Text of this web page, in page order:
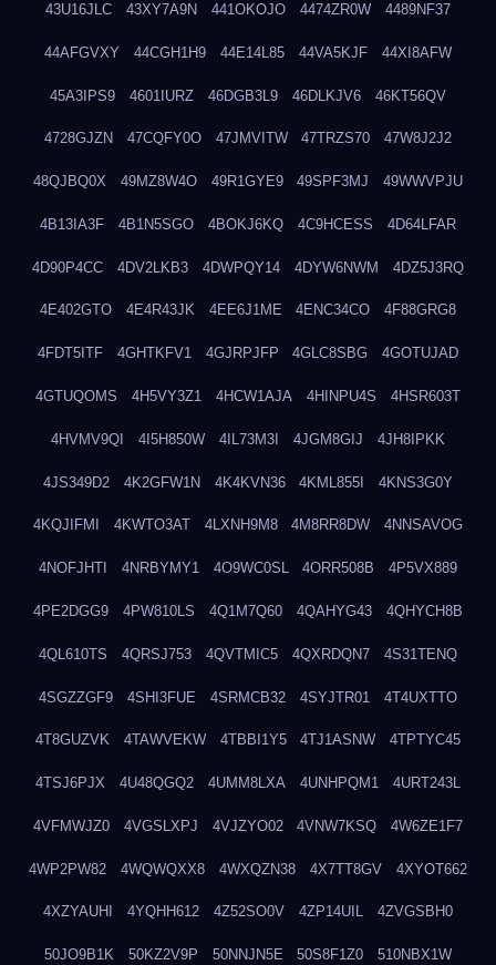
43U16JLC 43XY7A9N 441OKOJO 4474ZR0W 4489NF37
44AFGVXY 44CGH1H9 44E14L85 44VA5KJF 44XI8AFW
45A3IPS9 4601IURZ 46DGB3L9 46DLKJV6 46KT56QV
4728GJZN 47CQFY0O 47JMVITW 47TRZS70 47W8J2J2
48QJBQ0X 49MZ8W4O 49R1GYE9 49SPF3MJ 49WWVPJU
4B13IA3F 4B1N5SGO 4BOKJ6KQ 4C9HCESS 4D64LFAR
4D90P4CC 4DV2LKB3 4DWPQY14 4DYW6NWM 4DZ5J3RQ
4E402GTO 4E4R43JK 4EE6J1ME 4ENC34CO 4F88GRG8
4FDT5ITF 4GHTKFV1 4GJRPJFP 4GLC8SBG 4GOTUJAD
4GTUQOMS 4H5VY3Z1 4HCW1AJA 4HINPU4S 4HSR603T
4HVMV9QI 4I5H850W 4IL73M3I 4JGM8GIJ 4JH8IPKK
4JS349D2 4K2GFW1N 4K4KVN36 4KML855I 4KNS3G0Y
4KQJIFMI 4KWTO3AT 4LXNH9M8 4M8RR8DW 4NNSAVOG
4NOFJHTI 4NRBYMY1 4O9WC0SL 4ORR508B 4P5VX889
4PE2DGG9 4PW810LS 4Q1M7Q60 4QAHYG43 4QHYCH8B
4QL610TS 4QRSJ753 4QVTMIC5 4QXRDQN7 4S31TENQ
4SGZZGF9 4SHI3FUE 4SRMCB32 4SYJTR01 4T4UXTTO
4T8GUZVK 4TAWVEKW 4TBBI1Y5 4TJ1ASNW 4TPTYC45
4TSJ6PJX 4U48QGQ2 4UMM8LXA 4UNHPQM1 4URT243L
4VFMWJZ0 4VGSLXPJ 4VJZYO02 4VNW7KSQ 4W6ZE1F7
4WP2PW82 4WQWQXX8 4WXQZN38 4X7TT8GV 4XYOT662
4XZYAUHI 4YQHH612 4Z52SO0V 4ZP14UIL 4ZVGSBH0
50JO9B1K 50KZ2V9P 50NNJN5E 50S8F1Z0 510NBX1W